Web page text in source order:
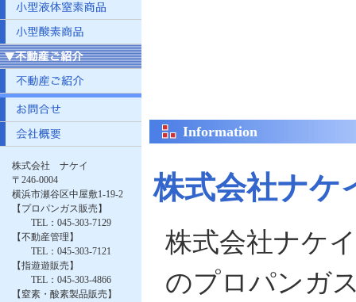
Information
株式会社ナケ
株式会社ナケ
のプロパンガ
株式会社 ナケイ
〒246-0004
横浜市瀬谷区中屋敷1-19-2
【プロパンガス販売】
TEL：045-303-7129
【不動産管理】
TEL：045-303-7121
【指遊遊販売】
TEL：045-303-4866
【窒素・酸素製品販売】